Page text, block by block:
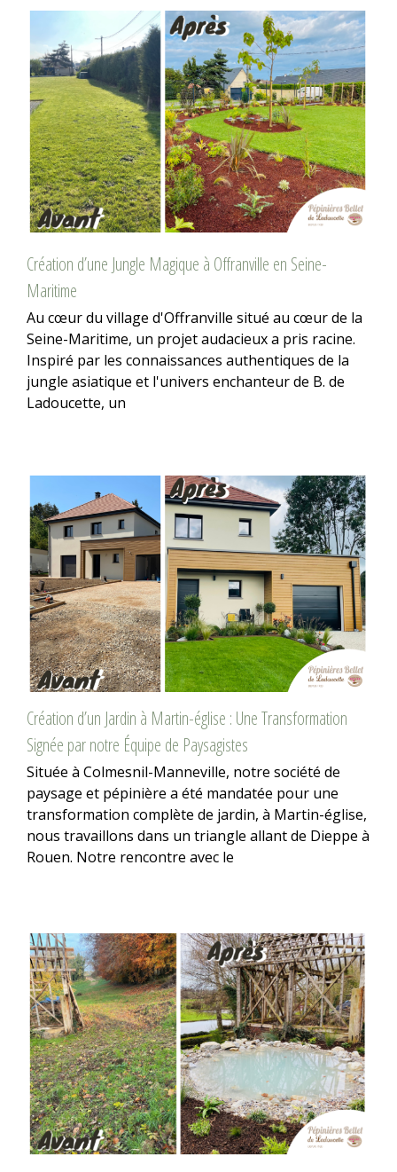
Création d’une Jungle Magique à Offranville en Seine-
Maritime
Au cœur du village d'Offranville situé au cœur de la
Seine-Maritime, un projet audacieux a pris racine.
Inspiré par les connaissances authentiques de la
jungle asiatique et l'univers enchanteur de B. de
Ladoucette, un
Création d’un Jardin à Martin-église : Une Transformation
Signée par notre Équipe de Paysagistes
Située à Colmesnil-Manneville, notre société de
paysage et pépinière a été mandatée pour une
transformation complète de jardin, à Martin-église,
nous travaillons dans un triangle allant de Dieppe à
Rouen. Notre rencontre avec le